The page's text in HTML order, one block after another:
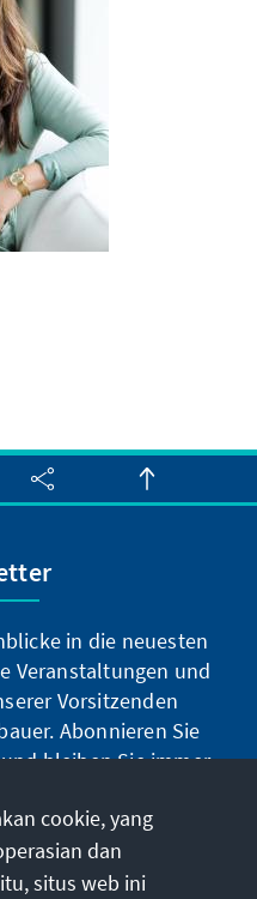
in die neuesten
Veranstaltungen und
Vorsitzenden
Abonnieren Sie
bleiben Sie immer
cookie, yang
dan
situs web ini